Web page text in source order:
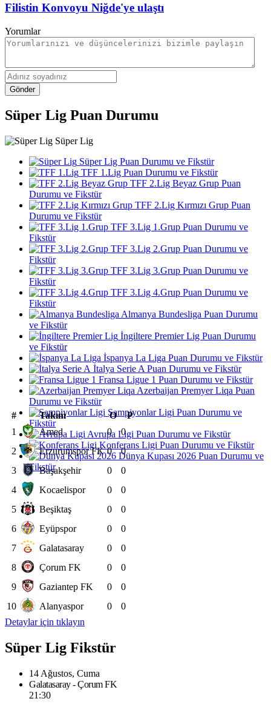
Filistin Konvoyu Niğde'ye ulaştı
Yorumlar
Gönder
Süper Lig Puan Durumu
Süper Lig
Süper Lig Puan Durumu ve Fikstür
TFF 1.Lig Puan Durumu ve Fikstür
TFF 2.Lig Beyaz Grup Puan
Durumu ve Fikstür
TFF 2.Lig Kırmızı Grup Puan
Durumu ve Fikstür
TFF 3.Lig 1.Grup Puan Durumu ve
Fikstür
TFF 3.Lig 2.Grup Puan Durumu ve
Fikstür
TFF 3.Lig 3.Grup Puan Durumu ve
Fikstür
TFF 3.Lig 4.Grup Puan Durumu ve
Fikstür
Almanya Bundesliga Puan Durumu
ve Fikstür
İngiltere Premier Lig Puan Durumu
ve Fikstür
İspanya La Liga Puan Durumu ve Fikstür
İtalya Serie A Puan Durumu ve Fikstür
Fransa Ligue 1 Puan Durumu ve Fikstür
Azerbaijan Premyer Liqa Puan
Durumu ve Fikstür
Şampiyonlar Ligi Puan Durumu ve
Fikstür
Avrupa Ligi Puan Durumu ve Fikstür
Konferans Ligi Puan Durumu ve Fikstür
Dünya Kupası 2026 Puan Durumu ve
Fikstür
# Takım O
P
1
Amed 0
0
2
Erzurumspor FK 0
0
3
Başakşehir 0
0
4
Kocaelispor 0
0
5
Beşiktaş 0
0
6
Eyüpspor 0
0
7
Galatasaray 0
0
8
Çorum FK 0
0
9
Gaziantep FK 0
0
10
Alanyaspor 0
0
Detaylar için tıklayın
Süper Lig Fikstür
14 Ağustos, Cuma
Galatasaray - Çorum FK
21:30